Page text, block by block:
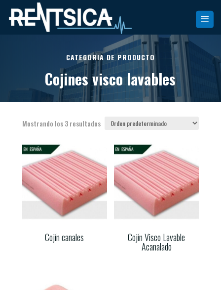
CATEGORIA DE PRODUCTO
Cojines visco lavables
Mostrando los 3 resultados
Cojín canales Cojín Visco Lavable
Acanalado